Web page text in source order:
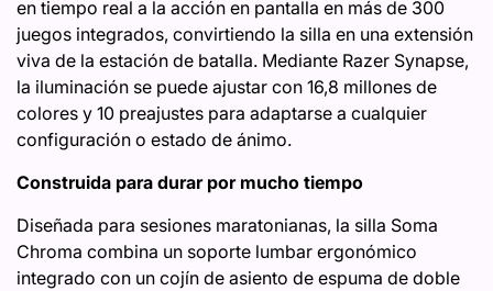
en tiempo real a la acción en pantalla en más de 300
juegos integrados, convirtiendo la silla en una extensión
viva de la estación de batalla. Mediante Razer Synapse,
la iluminación se puede ajustar con 16,8 millones de
colores y 10 preajustes para adaptarse a cualquier
configuración o estado de ánimo.
Construida para durar por mucho tiempo
Diseñada para sesiones maratonianas, la silla Soma
Chroma combina un soporte lumbar ergonómico
integrado con un cojín de asiento de espuma de doble